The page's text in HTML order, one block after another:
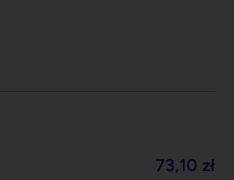
73,10 zł